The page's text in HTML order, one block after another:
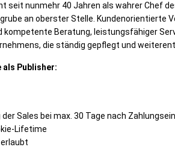
seit nunmehr 40 Jahren als wahrer Chef
an oberster Stelle. Kundenorientierte
kompetente Beratung, leistungsfähiger
die ständig gepflegt und
als Publisher:
Sales bei max. 30 Tage nach
Lifetime